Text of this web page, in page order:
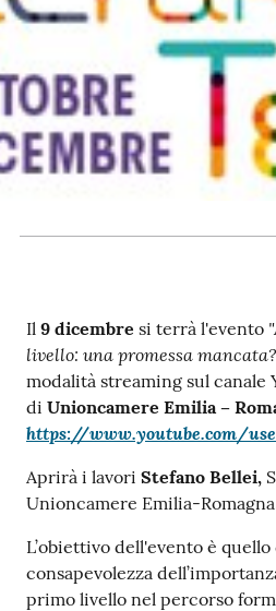
Seguici
su
Il 9 dicembre si terrà l'evento
livello: una promessa
modalità streaming sul canale
di Unioncamere Emilia –
https://www.youtube.com/
Aprirà i lavori Stefano Bellei,
Unioncamere Emilia-
L’obiettivo dell'evento è
consapevolezza
primo livello nel percorso